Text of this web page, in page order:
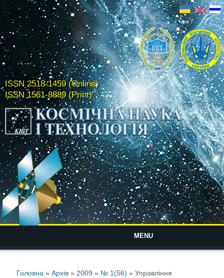
ISSN 2518-1459 (Online)
ISSN 1561-8889 (Print)
MENU
Головна »Архів » 2009 » № 1(56) » Управління